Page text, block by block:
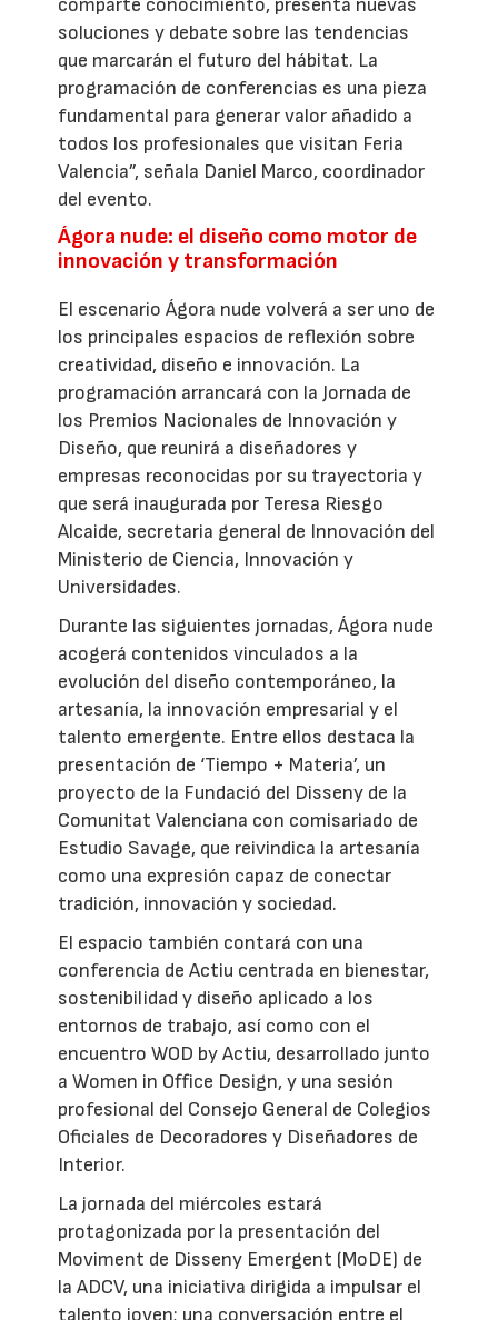
comparte conocimiento, presenta nuevas
soluciones y debate sobre las tendencias
que marcarán el futuro del hábitat. La
programación de conferencias es una pieza
fundamental para generar valor añadido a
todos los profesionales que visitan Feria
Valencia”, señala Daniel Marco, coordinador
del evento.
Ágora nude: el diseño como motor de
innovación y transformación
El escenario Ágora nude volverá a ser uno de
los principales espacios de reflexión sobre
creatividad, diseño e innovación. La
programación arrancará con la Jornada de
los Premios Nacionales de Innovación y
Diseño, que reunirá a diseñadores y
empresas reconocidas por su trayectoria y
que será inaugurada por Teresa Riesgo
Alcaide, secretaria general de Innovación del
Ministerio de Ciencia, Innovación y
Universidades.
Durante las siguientes jornadas, Ágora nude
acogerá contenidos vinculados a la
evolución del diseño contemporáneo, la
artesanía, la innovación empresarial y el
talento emergente. Entre ellos destaca la
presentación de ‘Tiempo + Materia’, un
proyecto de la Fundació del Disseny de la
Comunitat Valenciana con comisariado de
Estudio Savage, que reivindica la artesanía
como una expresión capaz de conectar
tradición, innovación y sociedad.
El espacio también contará con una
conferencia de Actiu centrada en bienestar,
sostenibilidad y diseño aplicado a los
entornos de trabajo, así como con el
encuentro WOD by Actiu, desarrollado junto
a Women in Office Design, y una sesión
profesional del Consejo General de Colegios
Oficiales de Decoradores y Diseñadores de
Interior.
La jornada del miércoles estará
protagonizada por la presentación del
Moviment de Disseny Emergent (MoDE) de
la ADCV, una iniciativa dirigida a impulsar el